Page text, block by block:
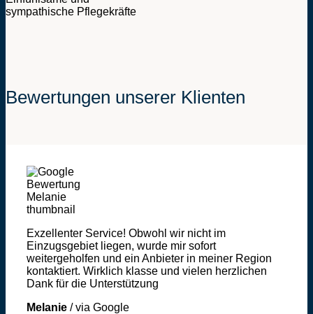
sympathische Pflegekräfte
Bewertungen unserer Klienten
Exzellenter Service! Obwohl wir nicht im
Einzugsgebiet liegen, wurde mir sofort
weitergeholfen und ein Anbieter in meiner Region
kontaktiert. Wirklich klasse und vielen herzlichen
Dank für die Unterstützung
Melanie /via Google